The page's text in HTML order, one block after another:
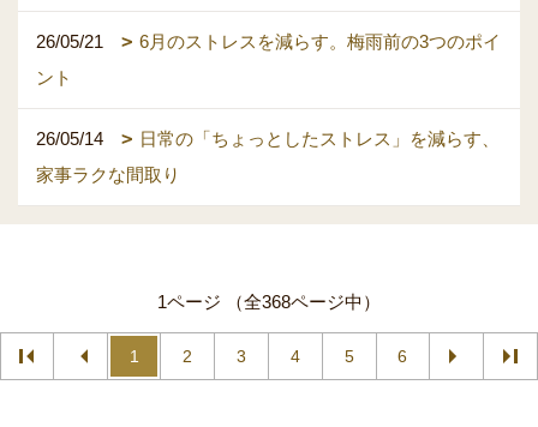
26/05/21
6月のストレスを減らす。梅雨前の3つのポイ
ント
26/05/14
日常の「ちょっとしたストレス」を減らす、
家事ラクな間取り
1ページ （全368ページ中）
1 2 3 4 5 6